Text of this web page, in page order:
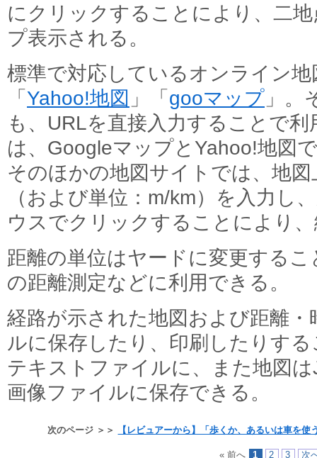
にクリックすることにより、二
プ表示される。
標準で対応しているオンライン地
「 Yahoo!地図 」「 gooマップ 」。
も、URLを直接入力することで
は、GoogleマップとYahoo!地図
そのほかの地図サイトでは、地
（および単位：m/km）を入力し
ウスでクリックすることにより
距離の単位はヤードに変更する
の距離測定などに利用できる。
経路が示された地図および距離
ルに保存したり、印刷したりす
テキストファイルに、また地図
画像ファイルに保存できる。
次のページ ＞＞ 【レビュアーから】「歩くか、あるいは車を
« 前へ 1 2 3 次